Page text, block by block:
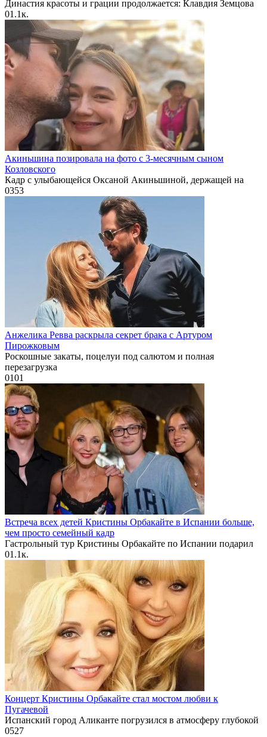
Династия красоты и грации продолжается: Клавдия Земцова
01.1к.
Акиньшина позировала на фото с 3-месячным сыном
Козловского
Кадр с улыбающейся Оксаной Акиньшиной, держащей на
0353
Анжелика Ревва раскрыла секрет брака с Артуром
Пирожковым
Роскошные закаты, поцелуи под салютом и полная
перезагрузка
0101
Встреча всех детей Кристины Орбакайте в Испании больше,
чем просто семейный кадр
Гастрольный тур Кристины Орбакайте по Испании подарил
01.1к.
Концерт Кристины Орбакайте стал мостом любви к
Пугачевой
Испанский город Аликанте погрузился в атмосферу глубокой
0527